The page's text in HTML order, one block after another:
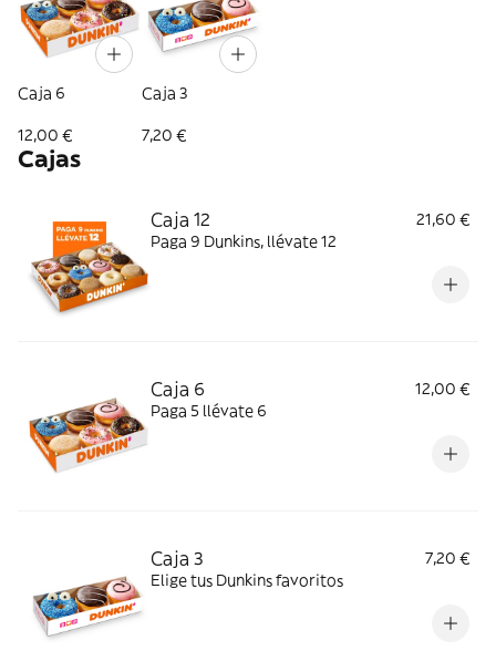
Caja 6
12,00 €
Caja 3
7,20 €
Cajas
Caja 12
21,60 €
Paga 9 Dunkins, llévate 12
Caja 6
12,00 €
Paga 5 llévate 6
Caja 3
7,20 €
Elige tus Dunkins favoritos